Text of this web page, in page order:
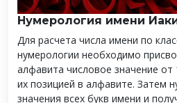
Нумерология имени
Для расчета числа имени по
нумерологии необходимо
алфавита числовое значение от
их позицией в алфавите. Затем
значения всех букв имени и